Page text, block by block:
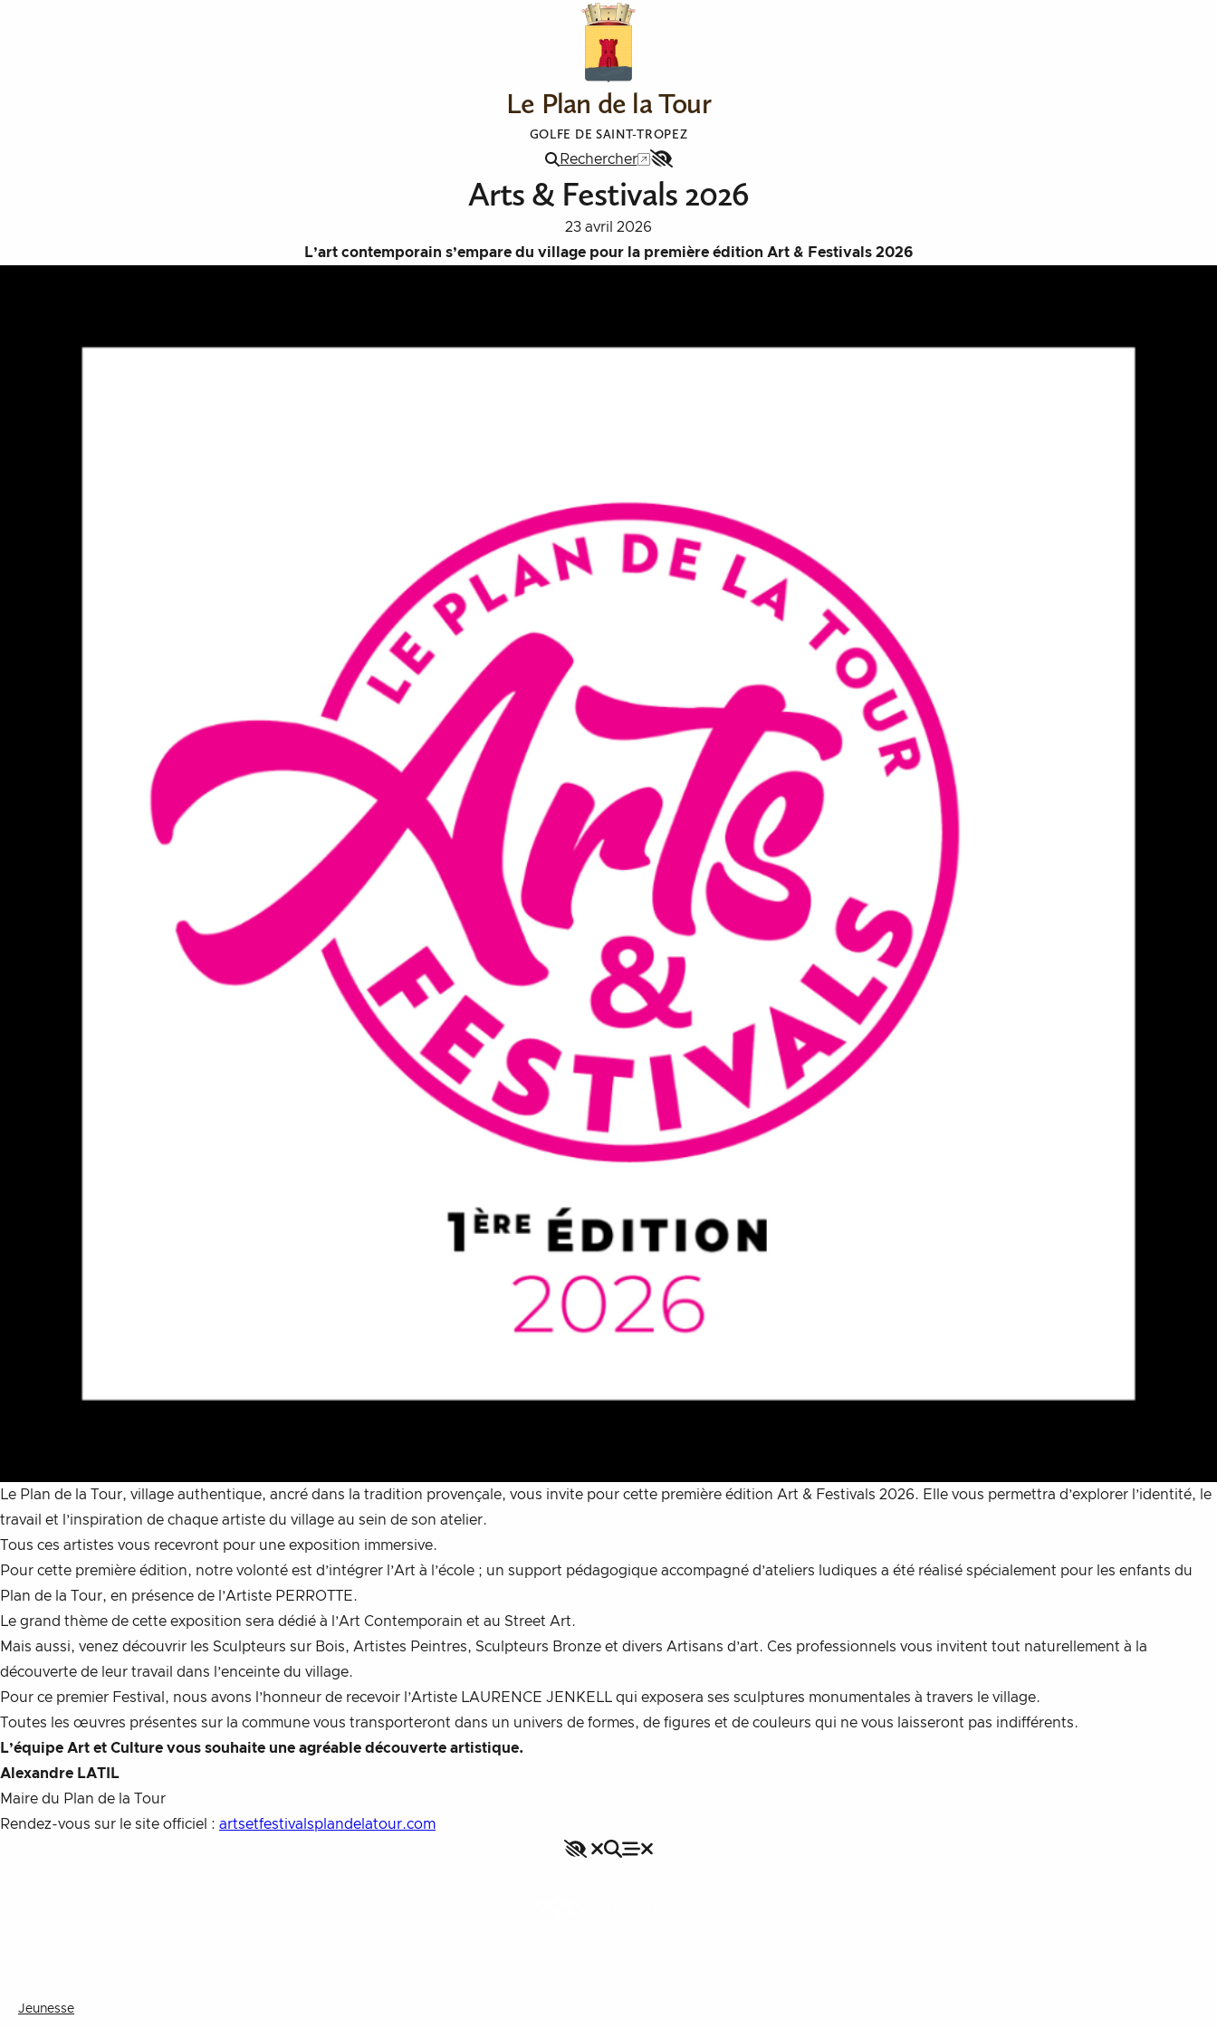
Le Plan de la Tour
GOLFE DE SAINT-TROPEZ
Menu
Rechercher
Accessibilité
Arts & Festivals 2026
23 avril 2026
L’art contemporain s’empare du village pour la première édition Art & Festivals 2026
Le Plan de la Tour, village authentique, ancré dans la tradition provençale, vous invite pour cette première édition Art & Festivals 2026. Elle vous permettra d’explorer l’identité, le
travail et l’inspiration de chaque artiste du village au sein de son atelier.
Tous ces artistes vous recevront pour une exposition immersive.
Pour cette première édition, notre volonté est d’intégrer l’Art à l’école ; un support pédagogique accompagné d’ateliers ludiques a été réalisé spécialement pour les enfants du
Plan de la Tour, en présence de l’Artiste PERROTTE.
Le grand thème de cette exposition sera dédié à l’Art Contemporain et au Street Art.
Mais aussi, venez découvrir les Sculpteurs sur Bois, Artistes Peintres, Sculpteurs Bronze et divers Artisans d’art. Ces professionnels vous invitent tout naturellement à la
découverte de leur travail dans l’enceinte du village.
Pour ce premier Festival, nous avons l’honneur de recevoir l’Artiste LAURENCE JENKELL qui exposera ses sculptures monumentales à travers le village.
Toutes les œuvres présentes sur la commune vous transporteront dans un univers de formes, de figures et de couleurs qui ne vous laisseront pas indifférents.
L’équipe Art et Culture vous souhaite une agréable découverte artistique.
Alexandre LATIL
Maire du Plan de la Tour
Rendez-vous sur le site officiel : artsetfestivalsplandelatour.com
Accessibilité
Rechercher
Jeunesse